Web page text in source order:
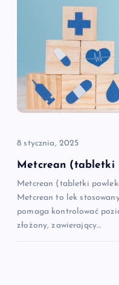
a
w
p
s
u
8 stycznia, 2025
Metcrean (tabletki
Metcrean (tabletki
Metcrean to lek
pomaga kontrolować
złożony, zawierający…